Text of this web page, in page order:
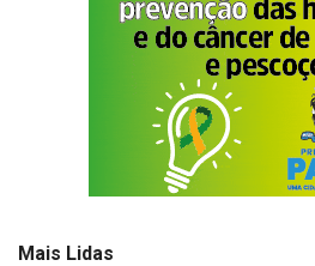
Mais Lidas